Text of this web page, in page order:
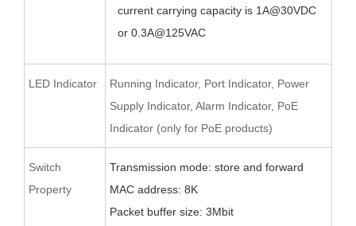
current carrying capacity is 1A@30VDC
or 0. 3A@125VAC
LED Indicator
Running Indicator, Port Indicator, Power
Supply Indicator, Alarm Indicator, PoE
Indicator (only for PoE products)
Switch
Property
Transmission mode: store and forward
MAC address: 8K
Packet buffer size: 3Mbit